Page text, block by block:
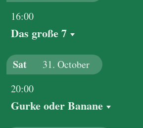
16:00
Das große 7
Sat 31. October
20:00
Gurke oder Banane